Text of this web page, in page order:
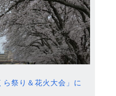
ら祭り＆花火大会」に